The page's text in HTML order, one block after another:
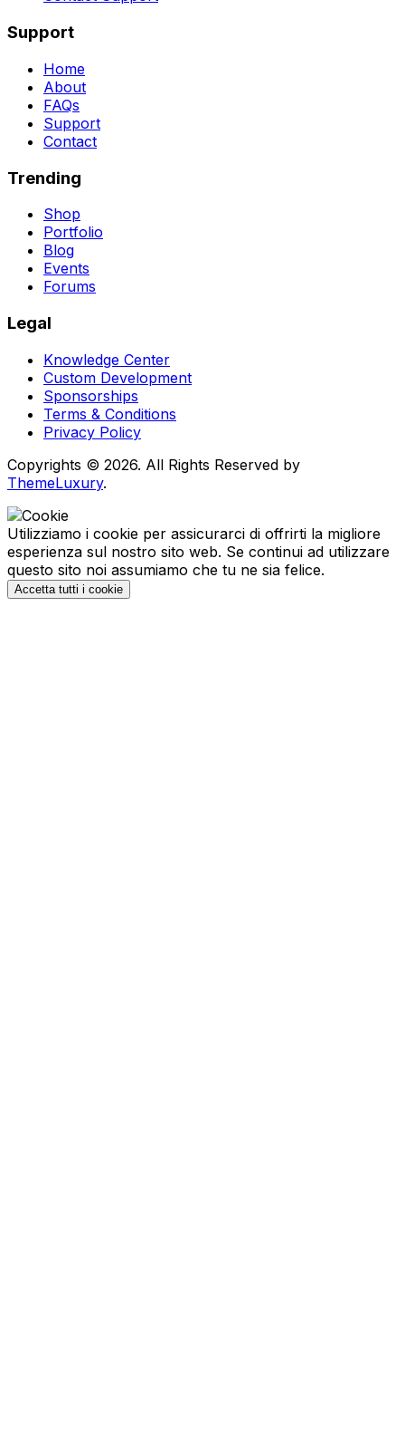
Support
Home
About
FAQs
Support
Contact
Trending
Shop
Portfolio
Blog
Events
Forums
Legal
Knowledge Center
Custom Development
Sponsorships
Terms & Conditions
Privacy Policy
Copyrights © 2026. All Rights Reserved by
ThemeLuxury.
Utilizziamo i cookie per assicurarci di offrirti la migliore
esperienza sul nostro sito web. Se continui ad utilizzare
questo sito noi assumiamo che tu ne sia felice.
Accetta tutti i cookie